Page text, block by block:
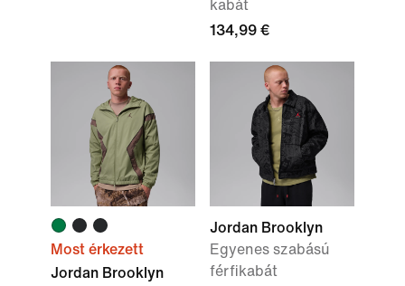
kabát
134,99 €
Most érkezett
Jordan Brooklyn
Jordan Brooklyn
Egyenes szabású
férfikabát